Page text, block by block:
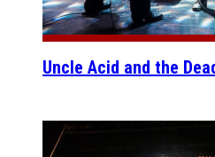
Uncle Acid and the